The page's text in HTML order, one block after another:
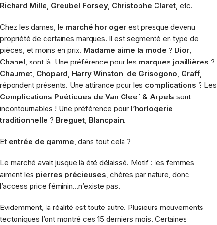
Richard Mille Greubel Forsey Christophe Claret , etc.
Chez les dames, le marché horloger est presque devenu
propriété de certaines marques. Il est segmenté en type de
pièces, et moins en prix. Madame aime la mode ? Dior
Chanel , sont là. Une préférence pour les marques joaillières ?
Chaumet Chopard Harry Winston de Grisogono Graff
répondent présents. Une attirance pour les complications ? Les
Complications Poétiques de Van Cleef & Arpels sont
incontournables ! Une préférence pour l’horlogerie
traditionnelle ? Breguet Blancpain.
Et entrée de gamme , dans tout cela ?
Le marché avait jusque là été délaissé. Motif : les femmes
aiment les pierres précieuses , chères par nature, donc
l’access price féminin…n’existe pas.
Evidemment, la réalité est toute autre. Plusieurs mouvements
tectoniques l’ont montré ces 15 derniers mois. Certaines